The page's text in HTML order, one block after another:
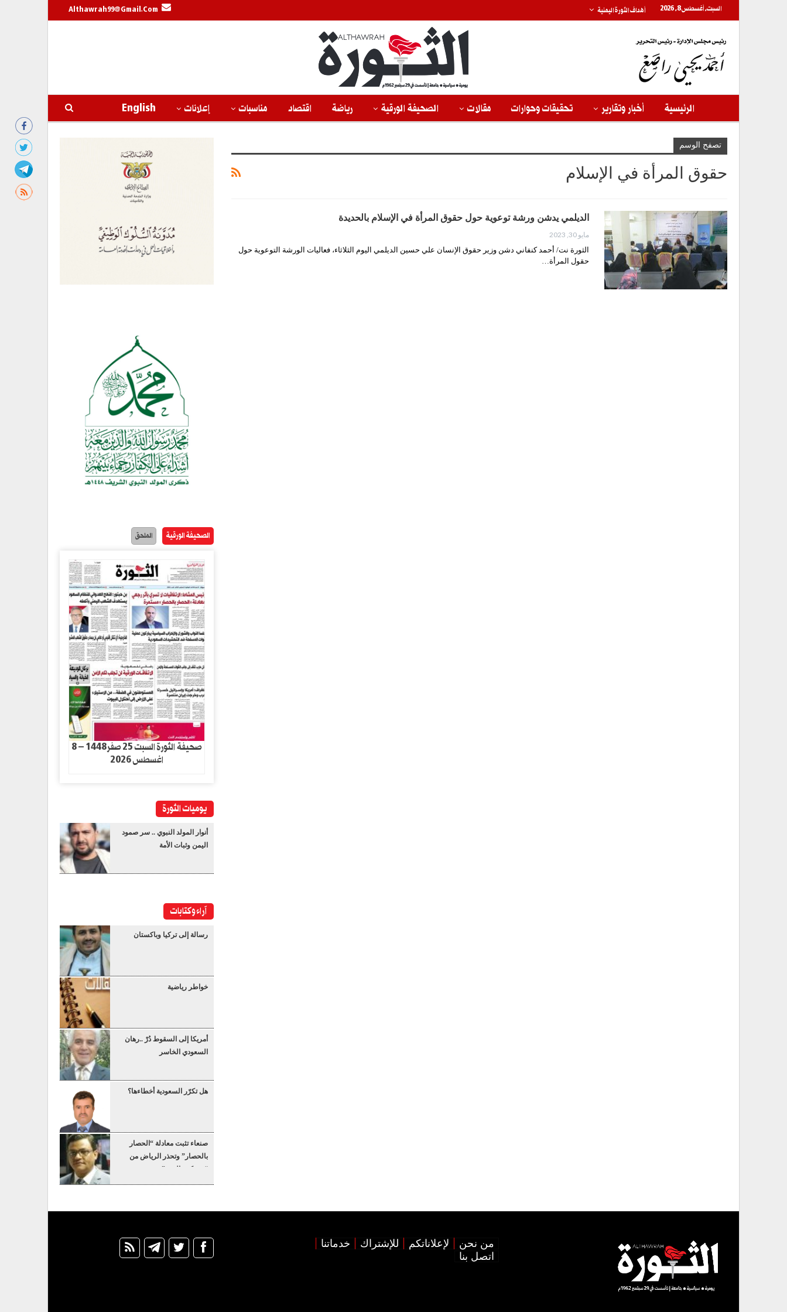
السبت, أغسطس 8, 2026 أهداف الثورة اليمنية Althawrah99@gmail.com
الرئيسية أخبار وتقارير تحقيقات وحوارات مقالات الصحيفة الورقية رياضة اقتصاد مناسبات إعلانات English
تصفح الوسم
حقوق المرأة في الإسلام
الديلمي يدشن ورشة توعوية حول حقوق المرأة في الإسلام بالحديدة
مايو 30, 2023
الثورة نت/ أحمد كنفاني دشن وزير حقوق الإنسان علي حسين الديلمي اليوم الثلاثاء، فعاليات الورشة التوعوية حول
حقول المرأة…
الصحيفة الورقية الملحق
صحيفة الثورة السبت 25 صفر1448 – 8
اغسطس 2026
يوميات الثورة
أنوار المولد النبوي .. سر صمود
اليمن وثبات الأمة
آراء وكتابات
رسالة إلى تركيا وباكستان
خواطر رياضية
أمريكا إلى السقوط دُرْ ..رهان
السعودي الخاسر
هل تكرّر السعودية أخطاءها؟
صنعاء تثبت معادلة “الحصار
بالحصار” وتحذر الرياض من
“عسكرة البحر”
من نحن لإعلاناتكم للإشتراك
خدماتنا
اتصل بنا